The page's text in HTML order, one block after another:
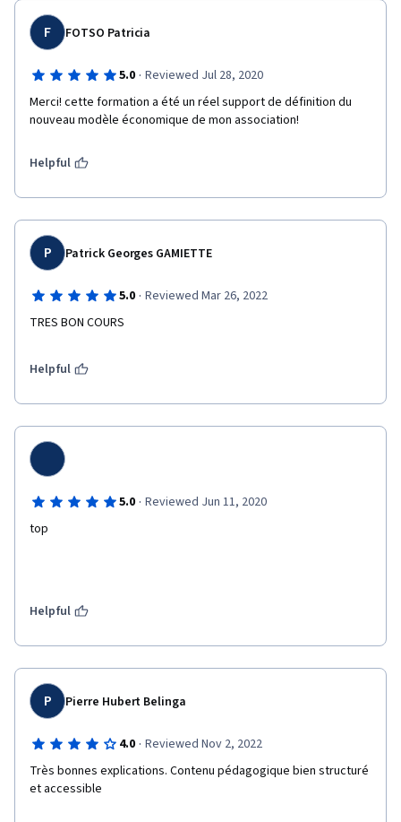
F FOTSO Patricia
5.0 · Reviewed Jul 28, 2020
Merci! cette formation a été un réel support de définition du
nouveau modèle économique de mon association!
Helpful
P Patrick Georges GAMIETTE
5.0 · Reviewed Mar 26, 2022
TRES BON COURS
Helpful
5.0 · Reviewed Jun 11, 2020
top
Helpful
P Pierre Hubert Belinga
4.0 · Reviewed Nov 2, 2022
Très bonnes explications. Contenu pédagogique bien structuré
et accessible